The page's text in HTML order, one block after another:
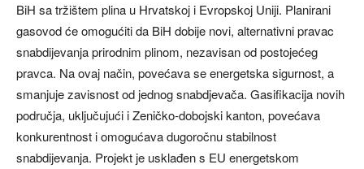
BiH sa tržištem plina u Hrvatskoj i Evropskoj Uniji. Planirani
gasovod će omogućiti da BiH dobije novi, alternativni pravac
snabdijevanja prirodnim plinom, nezavisan od postojećeg
pravca. Na ovaj način, povećava se energetska sigurnost, a
smanjuje zavisnost od jednog snabdjevača. Gasifikacija novih
područja, uključujući i Zeničko-dobojski kanton, povećava
konkurentnost i omogućava dugoročnu stabilnost
snabdijevanja. Projekt je usklađen s EU energetskom